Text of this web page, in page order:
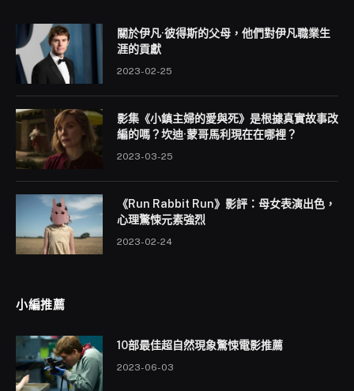
關於伊凡·彼得斯的父母，他們對伊凡職業生
涯的貢獻
2023-02-25
影集《小鎮主婦的愛與死》是根據真實故事改
編的嗎？坎迪·蒙哥馬利現在在哪裡？
2023-03-25
《Run Rabbit Run》影評：母女表演出色，
心理驚悚元素強烈
2023-02-24
小編推薦
10部最佳超自然現象驚悚電影推薦
2023-06-03